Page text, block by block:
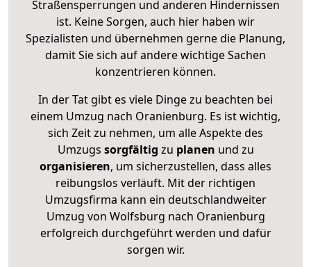
Straßensperrungen und anderen Hindernissen
ist. Keine Sorgen, auch hier haben wir
Spezialisten und übernehmen gerne die Planung,
damit Sie sich auf andere wichtige Sachen
konzentrieren können.
In der Tat gibt es viele Dinge zu beachten bei
einem Umzug nach Oranienburg. Es ist wichtig,
sich Zeit zu nehmen, um alle Aspekte des
Umzugs sorgfältig zu planen und zu
organisieren, um sicherzustellen, dass alles
reibungslos verläuft. Mit der richtigen
Umzugsfirma kann ein deutschlandweiter
Umzug von Wolfsburg nach Oranienburg
erfolgreich durchgeführt werden und dafür
sorgen wir.